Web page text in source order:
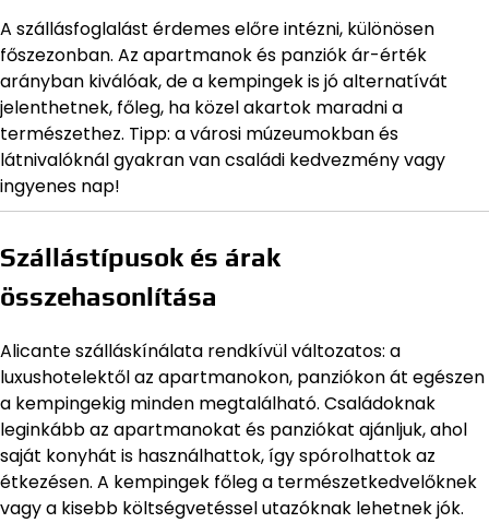
A szállásfoglalást érdemes előre intézni, különösen
főszezonban. Az apartmanok és panziók ár-érték
arányban kiválóak, de a kempingek is jó alternatívát
jelenthetnek, főleg, ha közel akartok maradni a
természethez. Tipp: a városi múzeumokban és
látnivalóknál gyakran van családi kedvezmény vagy
ingyenes nap!
Szállástípusok és árak
összehasonlítása
Alicante szálláskínálata rendkívül változatos: a
luxushotelektől az apartmanokon, panziókon át egészen
a kempingekig minden megtalálható. Családoknak
leginkább az apartmanokat és panziókat ajánljuk, ahol
saját konyhát is használhattok, így spórolhattok az
étkezésen. A kempingek főleg a természetkedvelőknek
vagy a kisebb költségvetéssel utazóknak lehetnek jók.